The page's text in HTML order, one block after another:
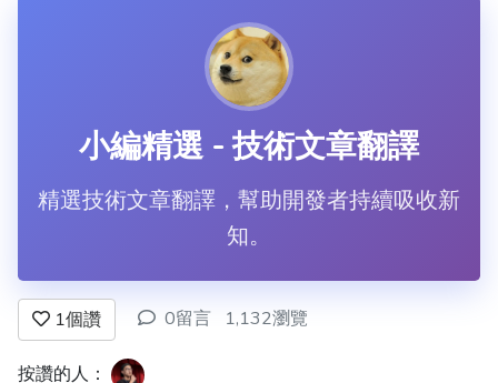
小編精選 - 技術文章翻譯
精選技術文章翻譯，幫助開發者持續吸收新
知。
1個讚 0留言 1,132瀏覽
按讚的人：